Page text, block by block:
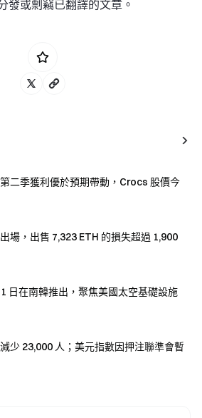
發或剽竊已翻譯的文章。
二季獲利優於預期帶動，Crocs 股價今
場，出售 7,323 ETH 的損失超過 1,900
日在南韓推出，聚焦美國太空基礎設施
少 23,000 人；美元指數因押注聯準會暫